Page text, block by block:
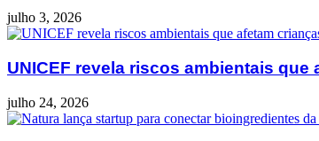
julho 3, 2026
UNICEF revela riscos ambientais
julho 24, 2026